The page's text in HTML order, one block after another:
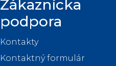
Zákaznícka
podpora
Kontakty
Kontaktný formulár